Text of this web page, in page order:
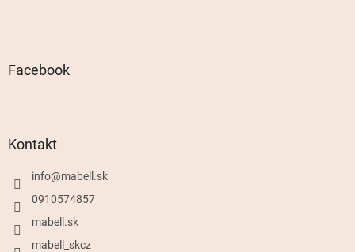
Facebook
Kontakt
info@mabell.sk
0910574857
mabell.sk
mabell_skcz